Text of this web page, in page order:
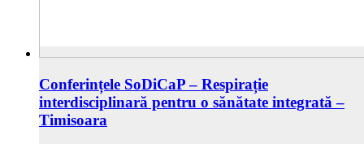
Conferințele SoDiCaP – Respirație
interdisciplinară pentru o sănătate integrată –
Timisoara